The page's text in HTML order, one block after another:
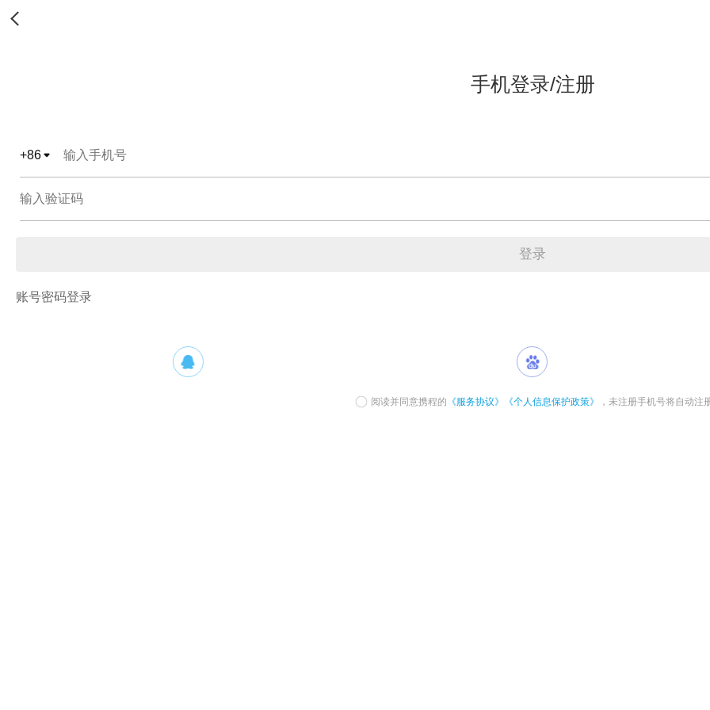
手机登录/注册
+86
登录
账号密码登录
阅读并同意携程的 《服务协议》 《个人信息保护政策》 ，未注册手机号将自动注